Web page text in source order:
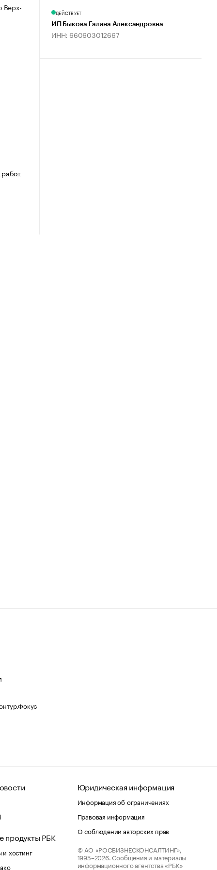
Верх-
ДЕЙСТВУЕТ
ИП Быкова Галина Александровна
ИНН: 660603012667
продукты РБК
хостинг
Юридическая информация
Информация об ограничениях
Правовая информация
О соблюдении авторских прав
© АО «РОСБИЗНЕСКОНСАЛТИНГ»,
1995–2026. Сообщения и материалы
информационного агентства «РБК»